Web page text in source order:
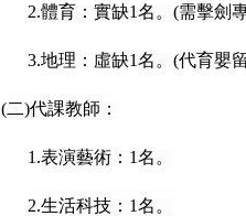
2.體育：實缺1名。(需擊劍
3.地理：虛缺1名。(代育嬰
(二)代課教師：
1.表演藝術：1名。
2.生活科技：1名。